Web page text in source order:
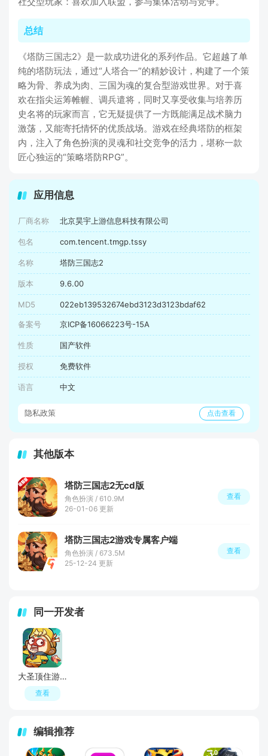
总结
《塔防三国志2》是一款成功进化的系列作品。它超越了单
纯的塔防玩法，通过“人塔合一”的精妙设计，构建了一个策
略为骨、养成为肉、三国为魂的复合型游戏世界。对于喜
欢在指尖运筹帷幄、调兵遣将，同时又享受收集与培养历
史名将的玩家而言，它无疑提供了一方既能满足战术脑力
激荡，又能寄托情怀的优质战场。游戏在经典塔防的框架
内，注入了角色扮演的灵魂和社交竞争的活力，堪称一款
匠心独运的“策略塔防RPG”。
应用信息
厂商名称 北京昊宇上游信息科技有限公司
包名 com.tencent.tmgp.tssy
名称 塔防三国志2
版本 9.6.00
MD5 022eb139532674ebd3123d3123bdaf62
备案号 京ICP备16066223号-15A
性质 国产软件
授权 免费软件
语言 中文
隐私政策 点击查看
其他版本
塔防三国志2无cd版
角色扮演 / 610.9M
26-01-06 更新
查看
塔防三国志2游戏专属客户端
角色扮演 / 673.5M
25-12-24 更新
查看
同一开发者
大圣顶住游戏手机版
查看
编辑推荐